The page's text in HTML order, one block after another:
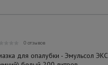
0 отзывов
для опалубки - Эмульсол ЭКС